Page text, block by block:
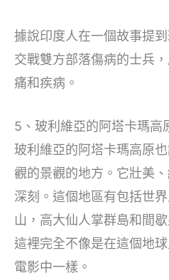
據說印度人在一個故事提
交戰雙方部落傷病的士兵
痛和疾病。
5、玻利維亞的阿塔卡瑪高
玻利維亞的阿塔卡瑪高原
觀的景觀的地方。它壯美
深刻。這個地區有包括世
山，高大仙人掌群島和間
這裡完全不像是在這個地
電影中一樣。